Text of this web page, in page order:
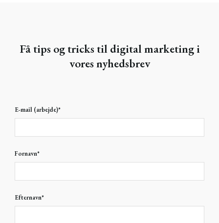
Få tips og tricks til digital marketing i
vores nyhedsbrev
E-mail (arbejde)*
Fornavn*
Efternavn*